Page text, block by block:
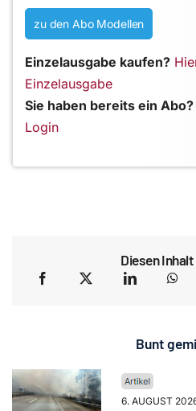
zu den Abo Modellen
Einzelausgabe kaufen?
Einzelausgabe
Sie haben bereits ein Abo?
Login
Diesen
Bunt
6. AUGUST